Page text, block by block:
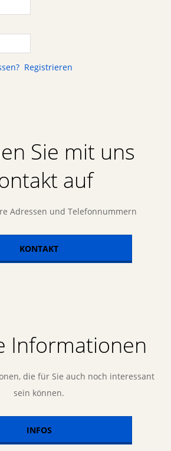
Registrieren
Sie mit uns
auf
Adressen und Telefonnummern
KONTAKT
Informationen
die für Sie auch noch interessant
sein können.
INFOS